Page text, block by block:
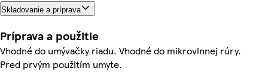
Skladovanie a príprava
Príprava a použitie
Vhodné do umývačky riadu. Vhodné do mikrovlnnej rúry.
Pred prvým použitím umyte.